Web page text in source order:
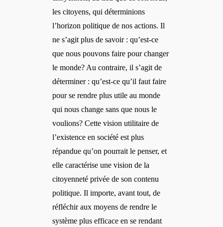
les citoyens, qui déterminions
l’horizon politique de nos actions. Il
ne s’agit plus de savoir : qu’est-ce
que nous pouvons faire pour changer
le monde? Au contraire, il s’agit de
déterminer : qu’est-ce qu’il faut faire
pour se rendre plus utile au monde
qui nous change sans que nous le
voulions? Cette vision utilitaire de
l’existence en société est plus
répandue qu’on pourrait le penser, et
elle caractérise une vision de la
citoyenneté privée de son contenu
politique. Il importe, avant tout, de
réfléchir aux moyens de rendre le
système plus efficace en se rendant